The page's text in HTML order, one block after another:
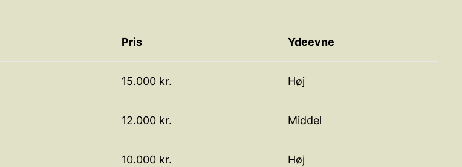
Pris Ydeevne
15.000 kr. Høj
12.000 kr. Middel
10.000 kr. Høj